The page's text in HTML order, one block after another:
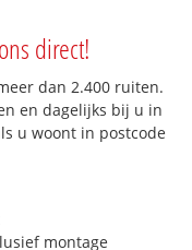
direct!
dan 2.400 ruiten.
en dagelijks bij u in
u woont in postcode
montage